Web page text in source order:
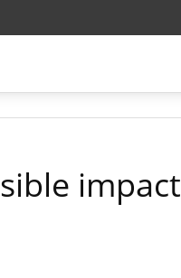
impact